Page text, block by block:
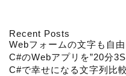
Recent Posts
Webフォームの文字も自
C#のWebアプリを”20分
C#で幸せになる文字列比